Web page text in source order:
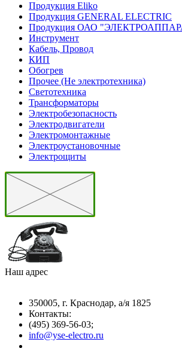
Продукция Eliko
Продукция GENERAL ELECTRIC
Продукция ОАО
Инструмент
Кабель, Провод
КИП
Обогрев
Прочее (Не электротехника)
Светотехника
Трансформаторы
Электробезопасность
Электродвигатели
Электромонтажные
Электроустановочные
Электрощиты
Наш адрес
350005, г. Краснодар, а/я 1825
Контакты: ­
(495) 369-56-03;
info@yse-electro.ru­